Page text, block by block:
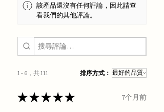
該產品還沒有任何評論，因此請查
看我們的其他評論。
1 - 6，共 111 排序方式：
★★★★★ 7个月前